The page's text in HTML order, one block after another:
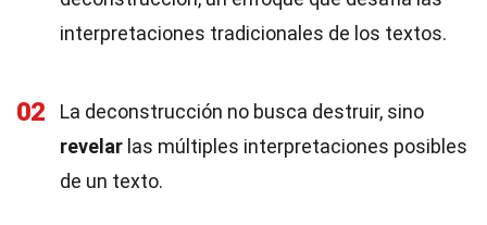
interpretaciones tradicionales de los textos.
02
La deconstrucción no busca destruir, sino
revelar las múltiples interpretaciones posibles
de un texto.